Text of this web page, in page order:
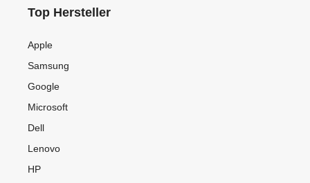
Top Hersteller
Apple
Samsung
Google
Microsoft
Dell
Lenovo
HP